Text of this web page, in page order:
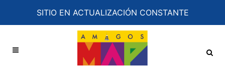
SITIO EN ACTUALIZACIÓN CONSTANTE